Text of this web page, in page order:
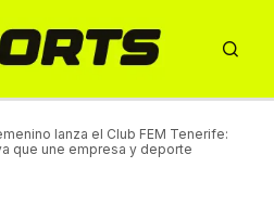
lanza el Club FEM Tenerife:
que une empresa y deporte